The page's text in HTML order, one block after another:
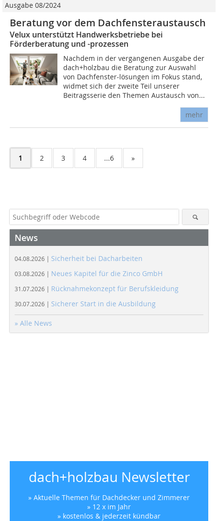
Ausgabe 08/2024
Beratung vor dem Dachfensteraustausch
Velux unterstützt Handwerksbetriebe bei
Förderberatung und -prozessen
Nachdem in der vergangenen Ausgabe der
dach+holzbau die Beratung zur Auswahl
von Dachfenster-lösungen im Fokus stand,
widmet sich der zweite Teil unserer
Beitragsserie den Themen Austausch von...
mehr
1 2 3 4 ...6 »
News
04.08.2026 | Sicherheit bei Dacharbeiten
03.08.2026 | Neues Kapitel für die Zinco GmbH
31.07.2026 | Rücknahmekonzept für Berufskleidung
30.07.2026 | Sicherer Start in die Ausbildung
» Alle News
dach+holzbau Newsletter
» Aktuelle Themen für Dachdecker und Zimmerer
» 12 x im Jahr
» kostenlos & jederzeit kündbar